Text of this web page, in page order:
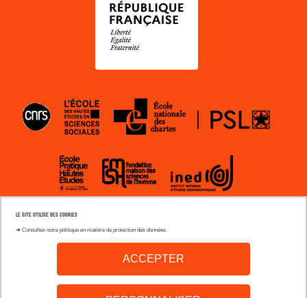
LE SITE UTILISE DES COOKIES
➜ Consultez notre politique en matière de protection des données.
ACCEPTER
CNRS EHESS ENC
EPHE FMSH
1
Paris